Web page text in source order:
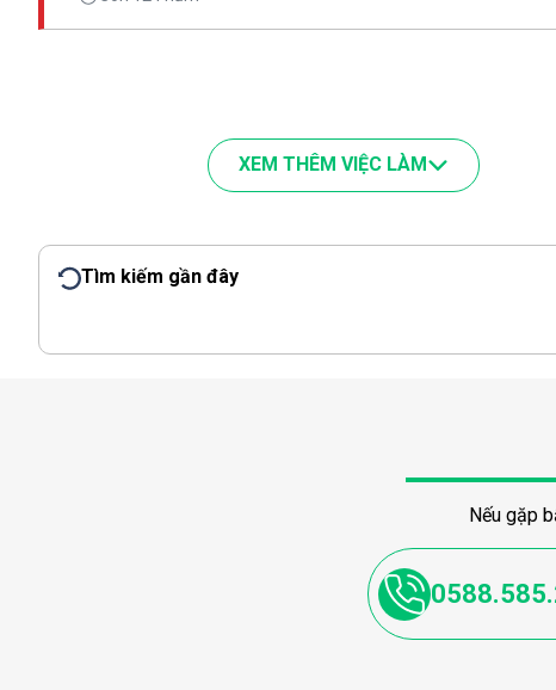
XEM THÊM VIỆC LÀM
Tìm kiếm gần đây
Nếu gặp